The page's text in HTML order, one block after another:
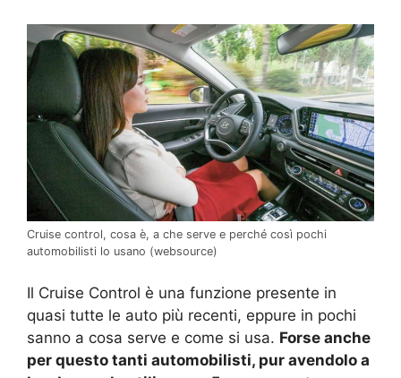
Cruise control, cosa è, a che serve e perché così pochi
automobilisti lo usano (websource)
Il Cruise Control è una funzione presente in
quasi tutte le auto più recenti, eppure in pochi
sanno a cosa serve e come si usa. Forse anche
per questo tanti automobilisti, pur avendolo a